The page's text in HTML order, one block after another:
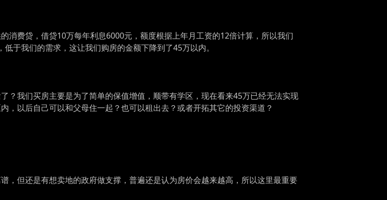
消费贷，借贷10万每年利息6000元，额度根据上年月工资的12倍计算，所以我们
于我们的需求，这让我们购房的金额下降到了45万以内。
？我们买房主要是为了简单的保值增值，顺带有学区，现在看来45万已经无法实现
，以后自己可以和父母住一起？也可以租出去？或者开拓其它的投资渠道？
，但还是有想卖地的政府做支撑，普遍还是认为房价会越来越高，所以这里最重要